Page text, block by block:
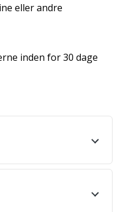
eller andre
inden for 30 dage